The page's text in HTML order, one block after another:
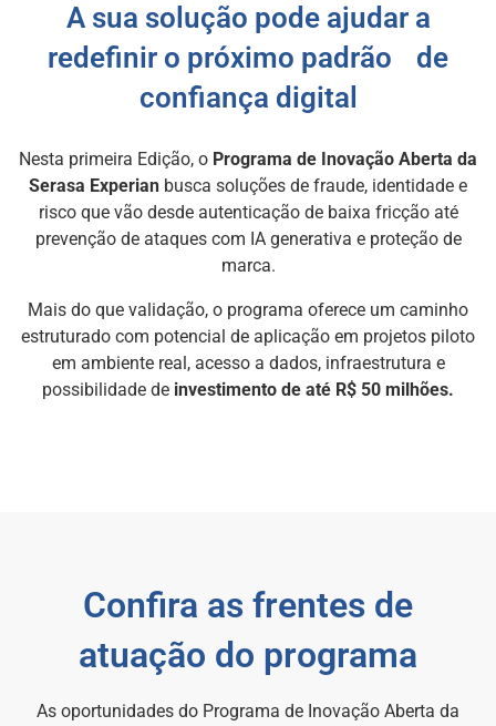
A sua solução pode ajudar a
redefinir o próximo padrão de
confiança digital
Nesta primeira Edição, o Programa de Inovação Aberta da
Serasa Experian busca soluções de fraude, identidade e
risco que vão desde autenticação de baixa fricção até
prevenção de ataques com IA generativa e proteção de
marca.
Mais do que validação, o programa oferece um caminho
estruturado com potencial de aplicação em projetos piloto
em ambiente real, acesso a dados, infraestrutura e
possibilidade de investimento de até R$ 50 milhões.
Confira as frentes de
atuação do programa
As oportunidades do Programa de Inovação Aberta da